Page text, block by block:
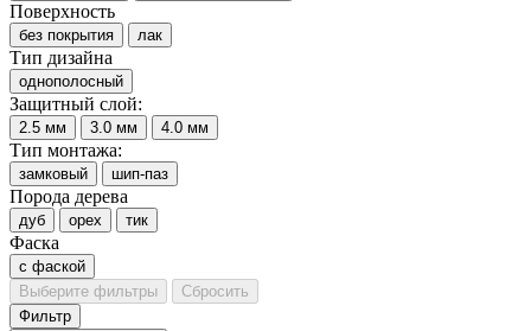
Поверхность
без покрытия лак
Тип дизайна
однополосный
Защитный слой:
2.5 мм 3.0 мм 4.0 мм
Тип монтажа:
замковый шип-паз
Порода дерева
дуб орех тик
Фаска
с фаской
Выберите фильтры
Сбросить
Фильтр